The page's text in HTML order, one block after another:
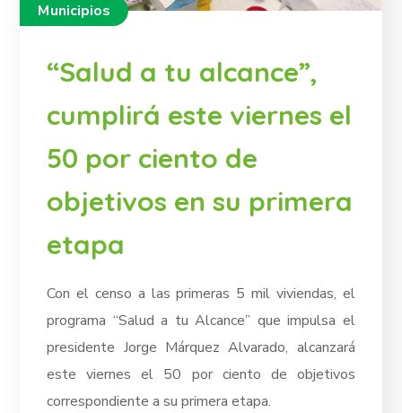
Municipios
“Salud a tu alcance”,
cumplirá este viernes el
50 por ciento de
objetivos en su primera
etapa
Con el censo a las primeras 5 mil viviendas, el
programa “Salud a tu Alcance” que impulsa el
presidente Jorge Márquez Alvarado, alcanzará
este viernes el 50 por ciento de objetivos
correspondiente a su primera etapa.